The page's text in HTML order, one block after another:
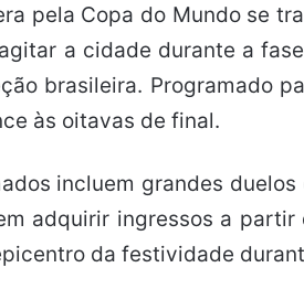
pela Copa do Mundo se
a cidade durante a
brasileira. Programado
às oitavas de final.
incluem grandes
adquirir ingressos a
da festividade